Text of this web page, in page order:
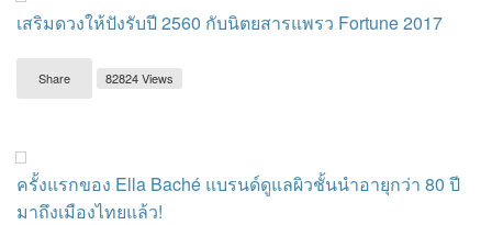
เสริมดวงให้ปังรับปี 2560 กับนิตยสารแพรว Fortune 2017
Share 82824 Views
ครั้งแรกของ Ella Baché แบรนด์ดูแลผิวชั้นนำอายุกว่า 80 ปี
มาถึงเมืองไทยแล้ว!